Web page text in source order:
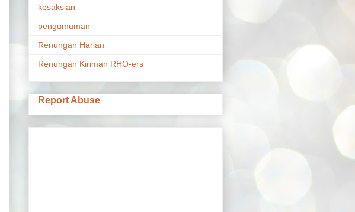
kesaksian
pengumuman
Renungan Harian
Renungan Kiriman RHO-ers
Report Abuse